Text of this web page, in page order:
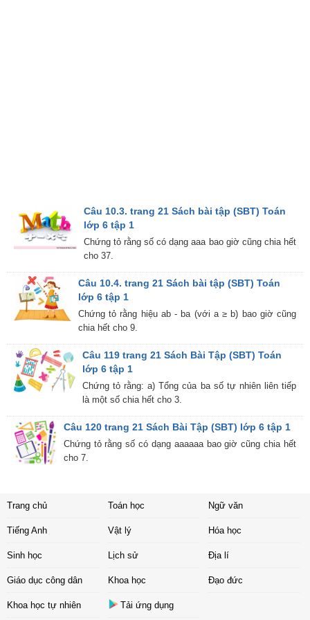
Câu 10.3. trang 21 Sách bài tập (SBT) Toán
lớp 6 tập 1
Chứng tỏ rằng số có dạng aaa bao giờ cũng chia hết
cho 37.
Câu 10.4. trang 21 Sách bài tập (SBT) Toán
lớp 6 tập 1
Chứng tỏ rằng hiệu ab - ba (với a ≥ b) bao giờ cũng
chia hết cho 9.
Câu 119 trang 21 Sách Bài Tập (SBT) Toán
lớp 6 tập 1
Chứng tỏ rằng: a) Tổng của ba số tự nhiên liên tiếp
là một số chia hết cho 3.
Câu 120 trang 21 Sách Bài Tập (SBT) lớp 6 tập 1
Chứng tỏ rằng số có dạng aaaaaa bao giờ cũng chia hết
cho 7.
Trang chủ Toán học Ngữ văn
Tiếng Anh Vật lý Hóa học
Sinh học Lịch sử Địa lí
Giáo dục công dân Khoa học Đạo đức
Khoa học tự nhiên Tải ứng dụng